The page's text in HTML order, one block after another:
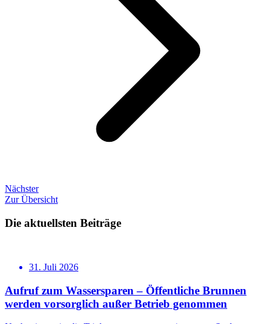
Nächster
Zur Übersicht
Die aktuellsten Beiträge
31. Juli 2026
Aufruf zum Wassersparen – Öffentliche Brunnen
werden vorsorglich außer Betrieb genommen